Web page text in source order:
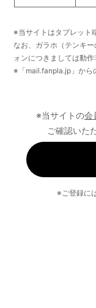
※当サイトはタブレット
なお、ガラホ（テンキ
ォンにつきましては動作
※「mail.fanpla.jp」から
※当サイトの会
ご確認いた
※ご登録に